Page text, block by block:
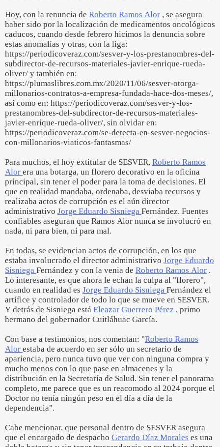
Hoy, con la renuncia de Roberto Ramos Alor , se asegura
haber sido por la localización de medicamentos oncológicos
caducos, cuando desde febrero hicimos la denuncia sobre
estas anomalías y otras, con la liga:
https://periodicoveraz.com/sesver-y-los-prestanombres-del-
subdirector-de-recursos-materiales-javier-enrique-rueda-
oliver/ y también en:
https://plumaslibres.com.mx/2020/11/06/sesver-otorga-
millonarios-contratos-a-empresa-fundada-hace-dos-meses/,
así como en: https://periodicoveraz.com/sesver-y-los-
prestanombres-del-subdirector-de-recursos-materiales-
javier-enrique-rueda-oliver/, sin olvidar en:
https://periodicoveraz.com/se-detecta-en-sesver-negocios-
con-millonarios-viaticos-fantasmas/
Para muchos, el hoy extitular de SESVER, Roberto Ramos
Alor era una botarga, un florero decorativo en la oficina
principal, sin tener el poder para la toma de decisiones. El
que en realidad mandaba, ordenaba, desviaba recursos y
realizaba actos de corrupción es el aún director
administrativo Jorge Eduardo Sisniega Fernández. Fuentes
confiables aseguran que Ramos Alor nunca se involucró en
nada, ni para bien, ni para mal.
En todas, se evidencian actos de corrupción, en los que
estaba involucrado el director administrativo Jorge Eduardo
Sisniega Fernández y con la venia de Roberto Ramos Alor .
Lo interesante, es que ahora le echan la culpa al "florero",
cuando en realidad es Jorge Eduardo Sisniega Fernández el
artífice y controlador de todo lo que se mueve en SESVER.
Y detrás de Sisniega está Eleazar Guerrero Pérez , primo
hermano del gobernador Cuitláhuac García.
Con base a testimonios, nos comentan: "Roberto Ramos
Alor estaba de acuerdo en ser sólo un secretario de
apariencia, pero nunca tuvo que ver con ninguna compra y
mucho menos con lo que pase en almacenes y la
distribución en la Secretaría de Salud. Sin tener el panorama
completo, me parece que es un reacomodo al 2024 porque el
Doctor no tenía ningún peso en el día a día de la
dependencia".
Cabe mencionar, que personal dentro de SESVER asegura
que el encargado de despacho Gerardo Díaz Morales es una